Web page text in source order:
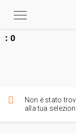
:0
Non è stato
alla tua